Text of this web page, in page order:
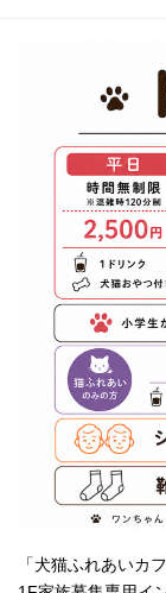
「犬猫ふれあいカ